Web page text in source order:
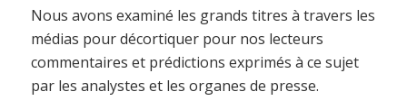
Nous avons examiné les grands titres à travers les
médias pour décortiquer pour nos lecteurs
commentaires et prédictions exprimés à ce sujet
par les analystes et les organes de presse.